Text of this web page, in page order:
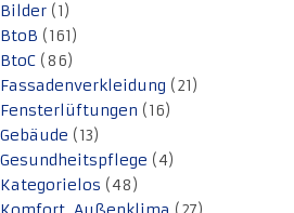
Bilder (1)
BtoB (161)
BtoC (86)
Fassadenverkleidung (21)
Fensterlüftungen (16)
Gebäude (13)
Gesundheitspflege (4)
Kategorielos (48)